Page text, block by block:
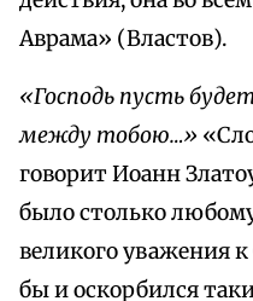
Аврама» (Властов).
«Господь пусть
между тобою…»
говорит Иоанн
было столько
великого уважения к
бы и оскорбился